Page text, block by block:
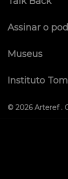
Assinar o
Museus
Instituto
© 2026 Arteref .